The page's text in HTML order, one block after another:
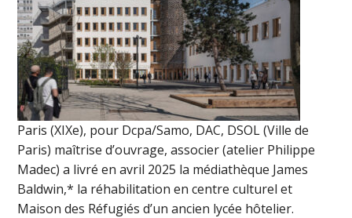
Paris (XIXe), pour Dcpa/Samo, DAC, DSOL (Ville de
Paris) maîtrise d’ouvrage, associer (atelier Philippe
Madec) a livré en avril 2025 la médiathèque James
Baldwin,* la réhabilitation en centre culturel et
Maison des Réfugiés d’un ancien lycée hôtelier.